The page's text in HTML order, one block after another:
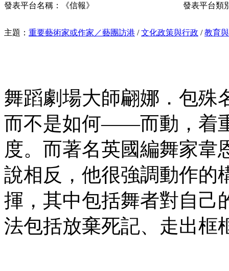
發表平台名稱： 《信報》 發表平台類
主題： 重要藝術家或作家／藝團訪港 /文化政策與行政 /教育
舞蹈劇場大師翩娜．包
而不是如何——而動，着
度。而著名英國編舞家韋
說相反，他很強調動作的
揮，其中包括舞者對自己
法包括放棄死記、走出框